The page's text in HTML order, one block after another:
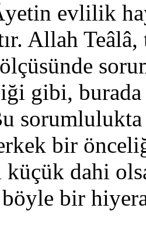
evlilik
Allah
gibi, burada
bir
dahi
bir